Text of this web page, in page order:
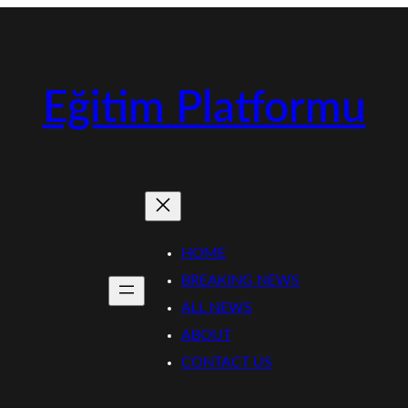
Eğitim Platformu
HOME
BREAKING NEWS
ALL NEWS
ABOUT
CONTACT US